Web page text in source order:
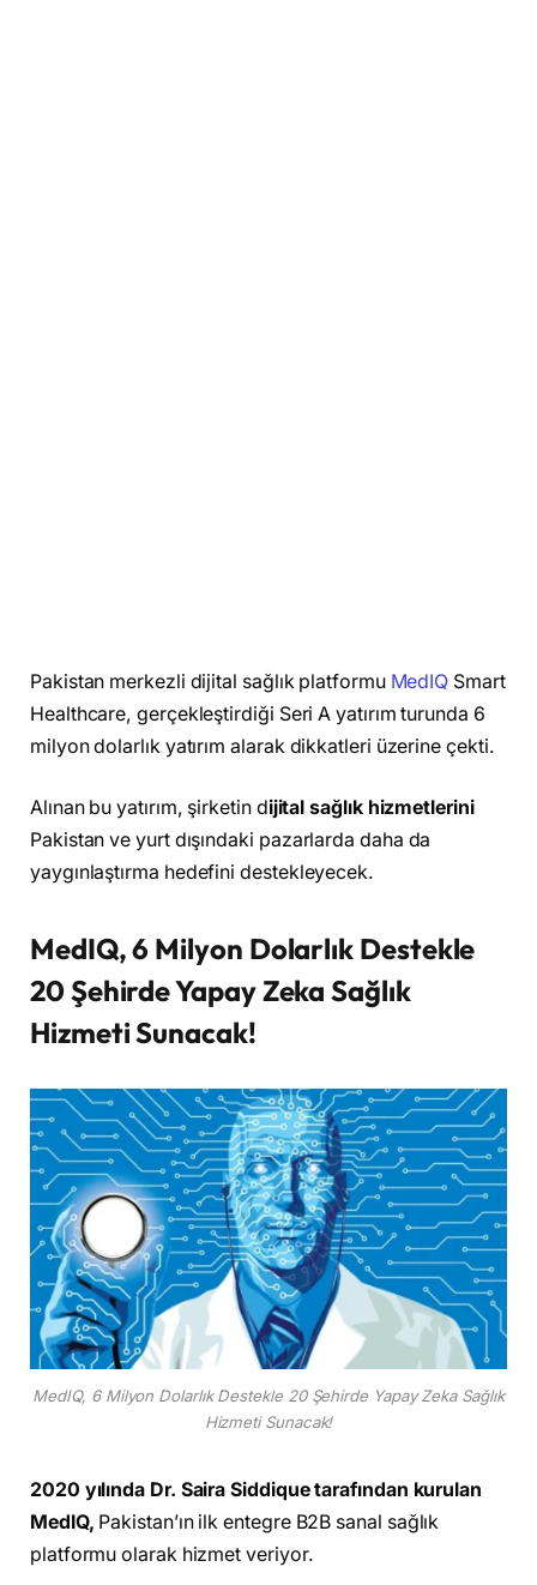
Pakistan merkezli dijital sağlık platformu MedIQ Smart
Healthcare, gerçekleştirdiği Seri A yatırım turunda 6
milyon dolarlık yatırım alarak dikkatleri üzerine çekti.
Alınan bu yatırım, şirketin dijital sağlık hizmetlerini
Pakistan ve yurt dışındaki pazarlarda daha da
yaygınlaştırma hedefini destekleyecek.
MedIQ, 6 Milyon Dolarlık Destekle
20 Şehirde Yapay Zeka Sağlık
Hizmeti Sunacak!
MedIQ, 6 Milyon Dolarlık Destekle 20 Şehirde Yapay Zeka Sağlık
Hizmeti Sunacak!
2020 yılında Dr. Saira Siddique tarafından kurulan
MedIQ, Pakistan’ın ilk entegre B2B sanal sağlık
platformu olarak hizmet veriyor.